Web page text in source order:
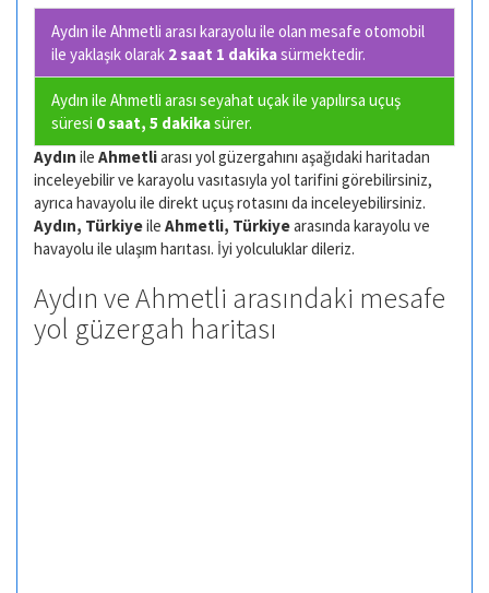
Aydın ile Ahmetli arası karayolu ile olan mesafe otomobil
ile yaklaşık olarak 2 saat 1 dakikasürmektedir.
Aydın ile Ahmetli arası seyahat uçak ile yapılırsa uçuş
süresi 0 saat, 5 dakikasürer.
Aydın ile Ahmetliarası yol güzergahını aşağıdaki haritadan
inceleyebilir ve karayolu vasıtasıyla yol tarifini görebilirsiniz,
ayrıca havayolu ile direkt uçuş rotasını da inceleyebilirsiniz.
Aydın, Türkiyeile Ahmetli, Türkiyearasında karayolu ve
havayolu ile ulaşım harıtası. İyi yolculuklar dileriz.
Aydın ve Ahmetli arasındaki mesafe
yol güzergah haritası